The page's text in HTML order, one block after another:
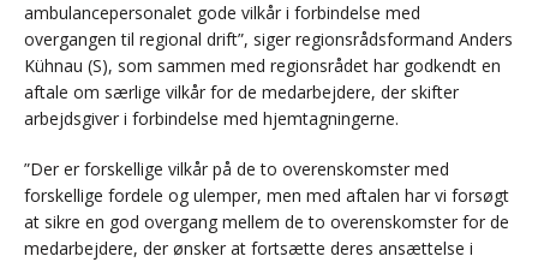
ambulancepersonalet gode vilkår i forbindelse med
overgangen til regional drift”, siger regionsrådsformand Anders
Kühnau (S), som sammen med regionsrådet har godkendt en
aftale om særlige vilkår for de medarbejdere, der skifter
arbejdsgiver i forbindelse med hjemtagningerne.
”Der er forskellige vilkår på de to overenskomster med
forskellige fordele og ulemper, men med aftalen har vi forsøgt
at sikre en god overgang mellem de to overenskomster for de
medarbejdere, der ønsker at fortsætte deres ansættelse i